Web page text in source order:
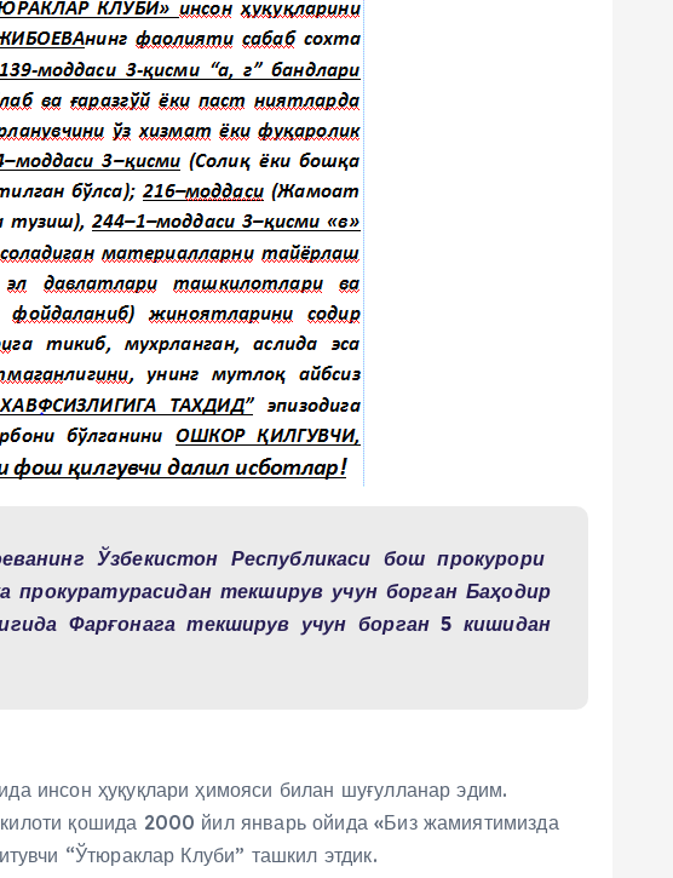
Ўзбекистон Республикаси бош прокурори
прокуратурасидан текширув учун борган Баҳодир
Фарғонага текширув учун борган 5 кишидан
инсон ҳуқуқлари ҳимояси билан шуғулланар эдим.
қошида 2000 йил январь ойида «Биз жамиятимизда
“Ўтюраклар Клуби” ташкил этдик.